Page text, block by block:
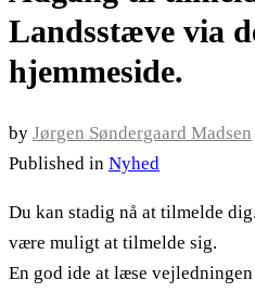
Landsstæve via
hjemmeside.
by Jørgen Søndergaard Madsen
Published in Nyhed
Du kan stadig nå at tilmelde
være muligt at tilmelde sig.
En god ide at læse